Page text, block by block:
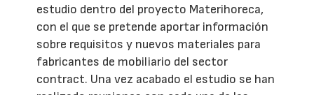
estudio dentro del proyecto Materihoreca,
con el que se pretende aportar información
sobre requisitos y nuevos materiales para
fabricantes de mobiliario del sector
contract. Una vez acabado el estudio se han